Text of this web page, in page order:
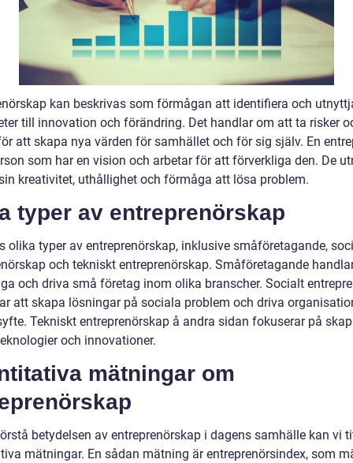
kan beskrivas som förmågan att identifiera och
till innovation och förändring. Det handlar om att ta risker
att skapa nya värden för samhället och för sig själv. En
som har en vision och arbetar för att förverkliga den. De
kreativitet, uthållighet och förmåga att lösa problem.
typer av entreprenörskap
olika typer av entreprenörskap, inklusive småföretagande,
och tekniskt entreprenörskap. Småföretagande
och driva små företag inom olika branscher. Socialt
att skapa lösningar på sociala problem och driva
Tekniskt entreprenörskap å andra sidan fokuserar på
och innovationer.
mätningar om
betydelsen av entreprenörskap i dagens samhälle kan vi
mätningar. En sådan mätning är entreprenörsindex, som